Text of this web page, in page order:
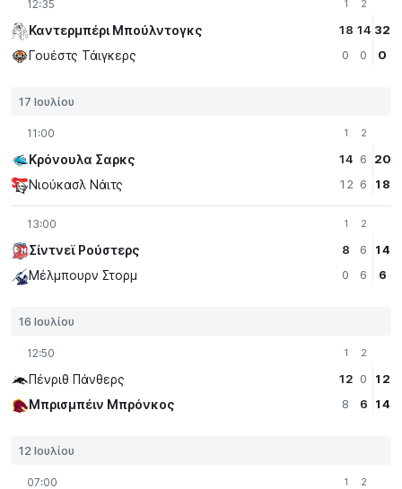
12:35
Καντερμπέρι Μπούλντογκς
Γουέστς Τάιγκερς
1
18
0
2
14
0
32
0
17 Ιουλίου
11:00
Κρόνουλα Σαρκς
Νιούκασλ Νάιτς
1
14
12
2
6
6
20
18
13:00
Σίντνεϊ Ρούστερς
Μέλμπουρν Στορμ
1
8
0
2
6
6
14
6
16 Ιουλίου
12:50
Πένριθ Πάνθερς
Μπρισμπέιν Μπρόνκος
1
12
8
2
0
6
12
14
12 Ιουλίου
07:00 1 2